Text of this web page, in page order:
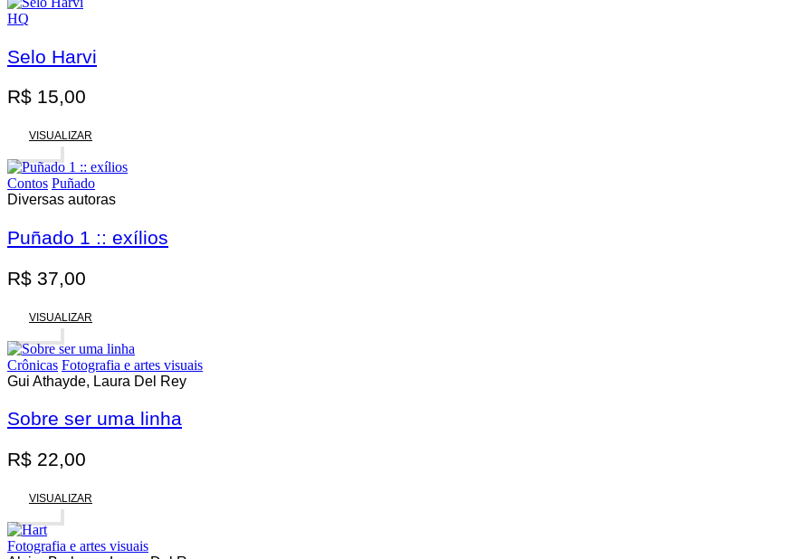
HQ
Selo Harvi
R$ 15,00
VISUALIZAR
Contos Puñado
Diversas autoras
Puñado 1 :: exílios
R$ 37,00
VISUALIZAR
Crônicas Fotografia e artes visuais
Gui Athayde, Laura Del Rey
Sobre ser uma linha
R$ 22,00
VISUALIZAR
Fotografia e artes visuais